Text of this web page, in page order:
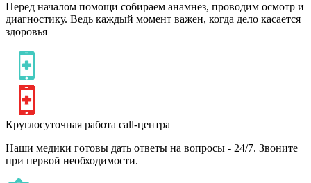
Перед началом помощи собираем анамнез, проводим осмотр и
диагностику. Ведь каждый момент важен, когда дело касается
здоровья
Круглосуточная работа call-центра
Наши медики готовы дать ответы на вопросы - 24/7. Звоните
при первой необходимости.